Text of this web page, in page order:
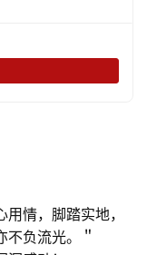
情，脚踏实地，
不负流光。＂